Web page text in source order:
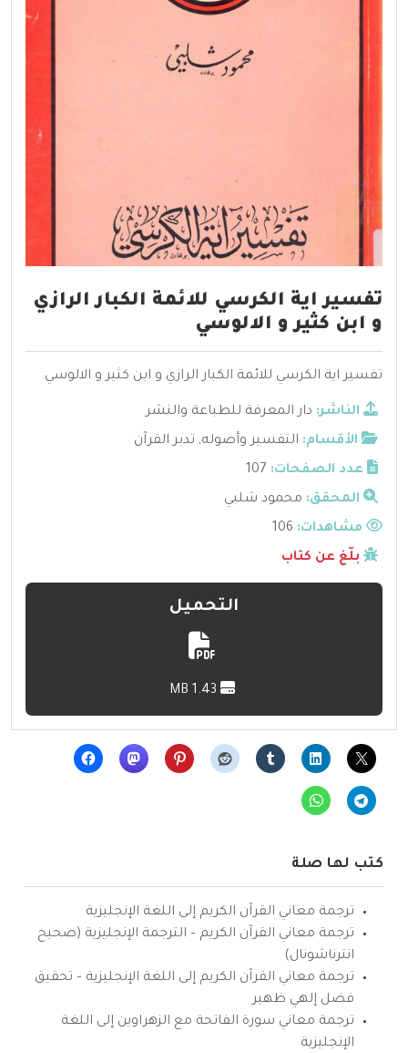
تفسير اية الكرسي للائمة الكبار الرازي
و ابن كثير و الالوسي
تفسير اية الكرسي للائمة الكبار الرازي و ابن كثير و الالوسي
الناشر: دار المعرفة للطباعة والنشر
الأقسام: التفسير وأصوله, تدبر القرآن
عدد الصفحات: 107
المحقق: محمود شلبي
مشاهدات:
بلّغ عن كتاب
التحميل
كتب لها صلة
ترجمة معاني القرآن الكريم إلى اللغة الإنجليزية
ترجمة معاني القرآن الكريم – الترجمة الإنجليزية (صحيح
انترناشونال)
ترجمة معاني القرآن الكريم إلى اللغة الإنجليزية – تحقيق
فضل إلهي ظهير
ترجمة معاني سورة الفاتحة مع الزهراوين إلى اللغة
الإنجليزية